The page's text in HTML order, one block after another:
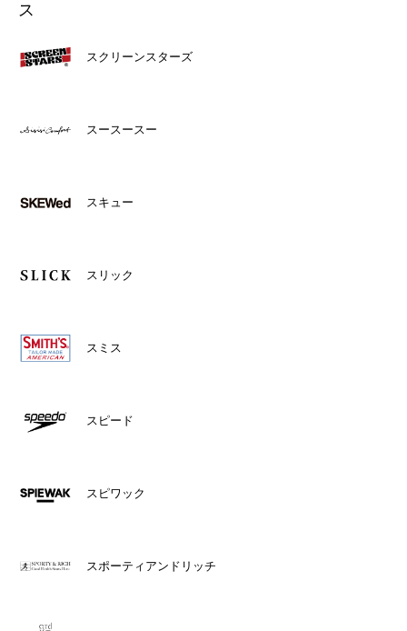
ス
スクリーンスターズ
スースースー
スキュー
スリック
スミス
スピード
スピワック
スポーティアンドリッチ